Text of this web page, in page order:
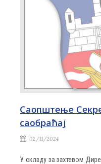
Саопштење
саобраћај
02/11/2024
У складу за захтевом